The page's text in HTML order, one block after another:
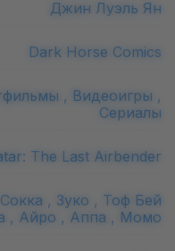
Джин Луэль Ян
Dark Horse Comics
, Видеоигры ,
Сериалы
The Last Airbender
Сокка , Зуко , Тоф Бей
, Айро , Аппа , Момо